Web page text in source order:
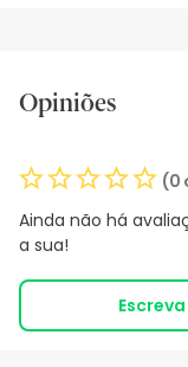
Opiniões
(0
Ainda não há
a sua!